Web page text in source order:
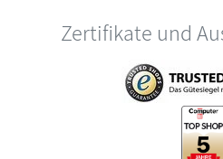
Zertifikate und